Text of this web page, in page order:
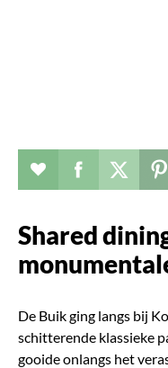
Verhaal toevoegen
Deel dit op
Shared
De Buik ging langs bij
schitterende klassieke
gooide onlangs het